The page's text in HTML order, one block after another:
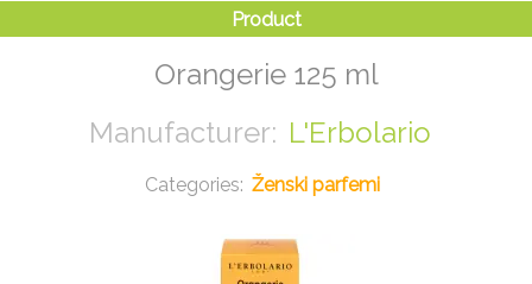
Orangerie 125 ml
L'Erbolario
Ženski parfemi